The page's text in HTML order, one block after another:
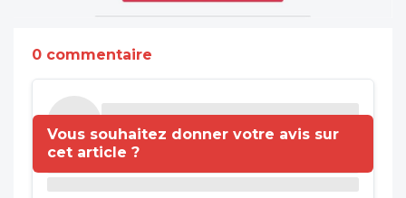
0 commentaire
Vous souhaitez donner votre avis sur
cet article ?